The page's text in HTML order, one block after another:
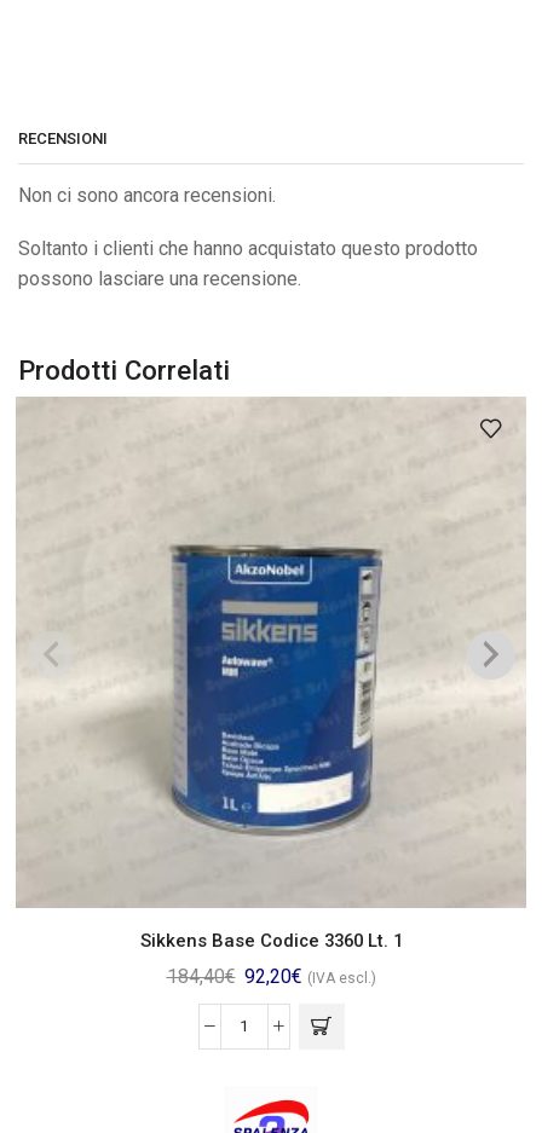
RECENSIONI
Non ci sono ancora recensioni.
Soltanto i clienti che hanno acquistato questo prodotto
possono lasciare una recensione.
Prodotti Correlati
Sikkens Base Codice 3360 Lt. 1
184,40€ 92,20€ (IVA escl.)